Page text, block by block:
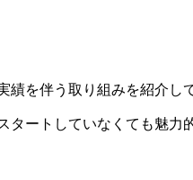
績を伴う取り組みを紹介し
タートしていなくても魅